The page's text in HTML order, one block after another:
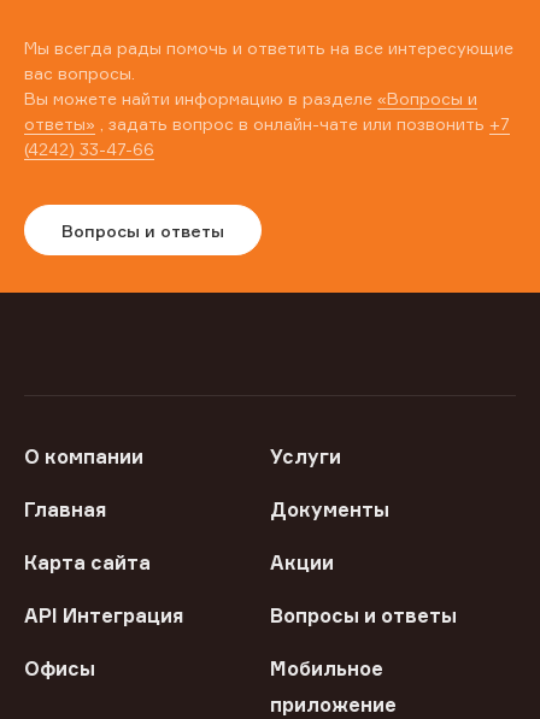
Мы всегда рады помочь и ответить на все интересующие
вас вопросы.
Вы можете найти информацию в разделе «Вопросы и
ответы» , задать вопрос в онлайн-чате или позвонить +7
(4242) 33-47-66
Вопросы и ответы
О компании Услуги
Главная Документы
Карта сайта Акции
API Интеграция Вопросы и ответы
Офисы
Мобильное
приложение